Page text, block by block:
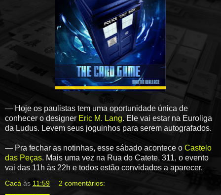
— Hoje os paulistas tem uma oportunidade única de
conhecer o designer Eric M. Lang. Ele vai estar na Euroliga
da Ludus. Levem seus joguinhos para serem autografados.
— Pra fechar as notinhas, esse sábado acontece o Castelo
das Peças. Mais uma vez na Rua do Catete, 311, o evento
vai das 11h às 22h e todos estão convidados a aparecer.
Cacá às 11:59 2 comentários: